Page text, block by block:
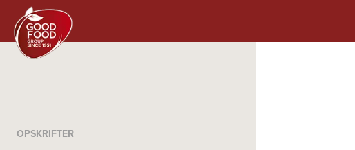
OPSKRIFTER